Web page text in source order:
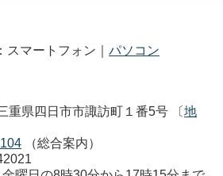
スマートフォン｜ パソコン
重県四日市市諏訪町１番5号 〔地
（総合案内）